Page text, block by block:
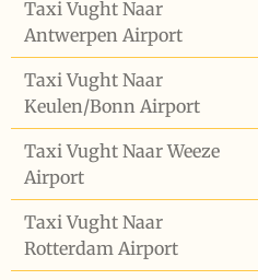
Taxi Vught Naar
Antwerpen Airport
Taxi Vught Naar
Keulen/Bonn Airport
Taxi Vught Naar Weeze
Airport
Taxi Vught Naar
Rotterdam Airport